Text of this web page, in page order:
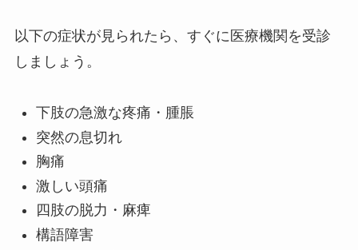
以下の症状が見られたら、すぐに医療機関を受診
しましょう。
下肢の急激な疼痛・腫脹
突然の息切れ
胸痛
激しい頭痛
四肢の脱力・麻痺
構語障害